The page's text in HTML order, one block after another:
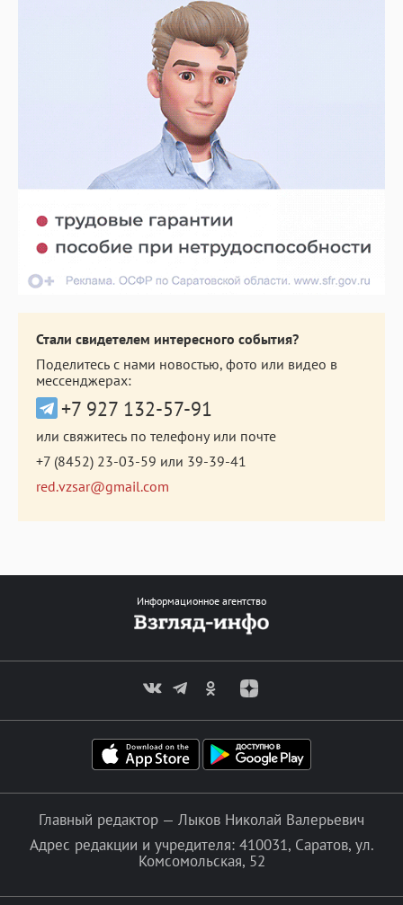
Стали свидетелем интересного события?
Поделитесь с нами новостью, фото или видео в
мессенджерах:
+7 927 132-57-91
или свяжитесь по телефону или почте
+7 (8452) 23-03-59 или 39-39-41
red.vzsar@gmail.com
Информационное агентство
Главный редактор — Лыков Николай Валерьевич
Адрес редакции и учредителя: 410031, Саратов, ул.
Комсомольская, 52